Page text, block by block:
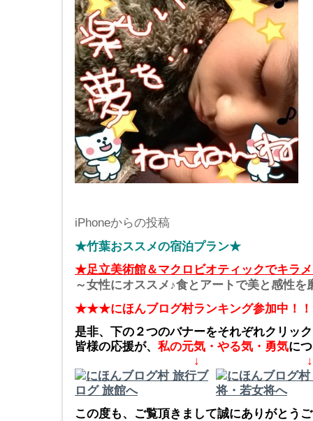
iPhoneからの投稿
★竹葉おススメの宿泊プラン★
★足立美術館＆マクロビオティックでキラ
～女性にオススメ♪食とアートで美と感性を
★★★にほんブログ村ランキング参加中
是非、下の２つのバナーをそれぞれクリッ
皆様の応援が、 私の元気・やる気・勇気に
↓ ↓
この度も、ご覧頂きまして誠にありがと